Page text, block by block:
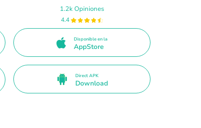
1.2k Opiniones
4.4
Disponible en la
AppStore
Direct APK
Download